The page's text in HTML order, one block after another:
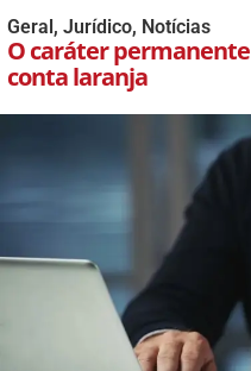
Geral , Jurídico, Notícias
O caráter
conta laranja